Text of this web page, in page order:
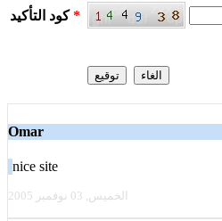
كود التأكيد*
Omar
nice site
الخميس, 03 نوفمبر 2005